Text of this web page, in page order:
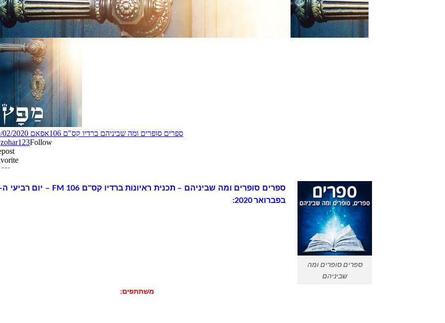
ספרים סופרים ומה
שביניהם
בפברואר 2020:
משתתפים: